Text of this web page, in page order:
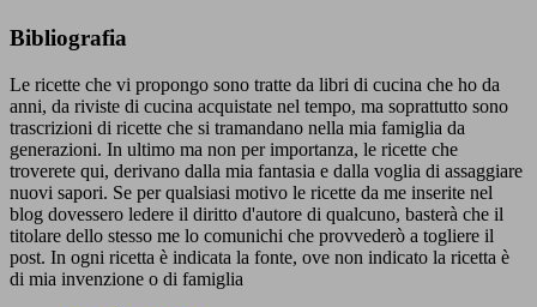
Bibliografia
Le ricette che vi propongo sono tratte da libri di cucina che ho da
anni, da riviste di cucina acquistate nel tempo, ma soprattutto sono
trascrizioni di ricette che si tramandano nella mia famiglia da
generazioni. In ultimo ma non per importanza, le ricette che
troverete qui, derivano dalla mia fantasia e dalla voglia di assaggiare
nuovi sapori. Se per qualsiasi motivo le ricette da me inserite nel
blog dovessero ledere il diritto d'autore di qualcuno, basterà che il
titolare dello stesso me lo comunichi che provvederò a togliere il
post. In ogni ricetta è indicata la fonte, ove non indicato la ricetta è
di mia invenzione o di famiglia